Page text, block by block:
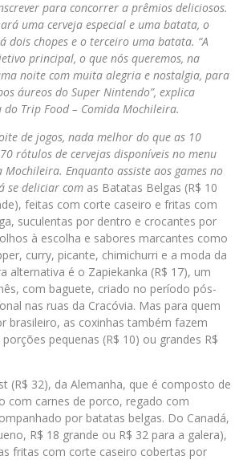
para concorrer a prêmios deliciosos.
uma cerveja especial e uma batata, o
dois chopes e o terceiro uma batata. “A
principal, o que nós queremos, na
noite com muita alegria e nostalgia, para
áureos do Super Nintendo”, explica
do Trip Food – Comida Mochileira.
de jogos, nada melhor do que as 10
rótulos de cervejas disponíveis no menu
Mochileira. Enquanto assiste aos games no
se deliciar com as Batatas Belgas (R$ 10
feitas com corte caseiro e fritas com
suculentas por dentro e crocantes por
à escolha e sabores marcantes como
curry, picante, chimichurri e a moda da
alternativa é o Zapiekanka (R$ 17), um
com baguete, criado no período pós-
nas ruas da Cracóvia. Mas para quem
brasileiro, as coxinhas também fazem
pequenas (R$ 10) ou grandes R$
(R$ 32), da Alemanha, que é composto de
com carnes de porco, regado com
por batatas belgas. Do Canadá,
R$ 18 grande ou R$ 32 para a galera),
fritas com corte caseiro cobertas por